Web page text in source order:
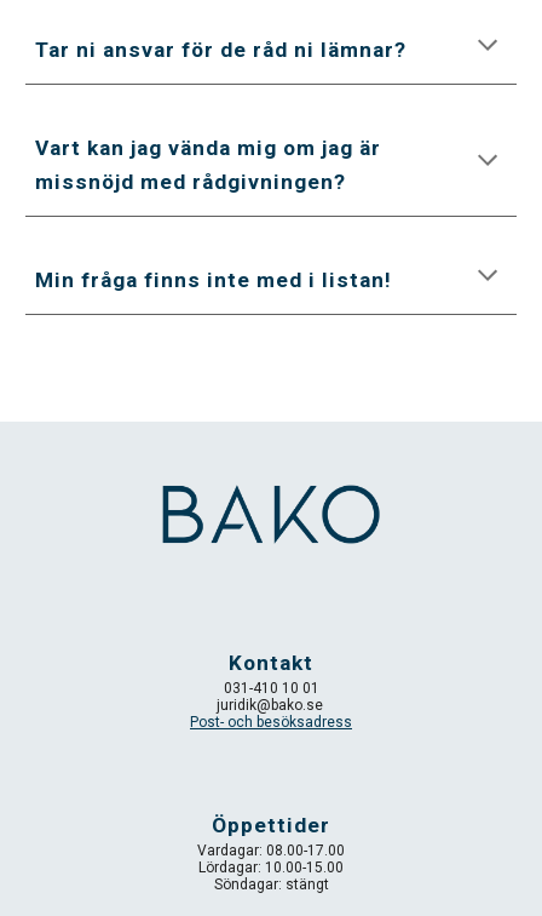
Tar ni ansvar för de råd ni lämnar?
Vart kan jag vända mig om jag är
missnöjd med rådgivningen?
Min fråga finns inte med i listan!
Kontakt
031-410 10 01
juridik@bako.se
Post- och besöksadress
Öppettider
Vardagar: 08.00-17.00
Lördagar: 10.00-15.00
Söndagar: stängt